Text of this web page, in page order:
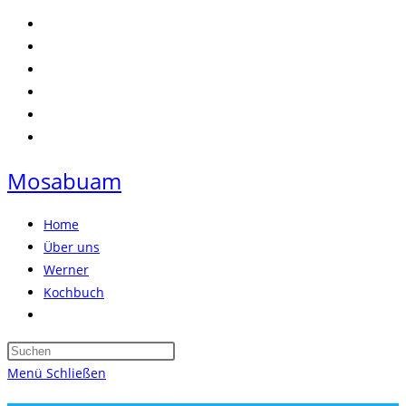
Zum
Inhalt
springen
Mosabuam
Home
Über uns
Werner
Kochbuch
umschalten
Press
Menü Schließen